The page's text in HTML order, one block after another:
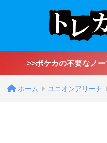
>>ポケカの不要なノ
ホーム ユニオンアリーナ